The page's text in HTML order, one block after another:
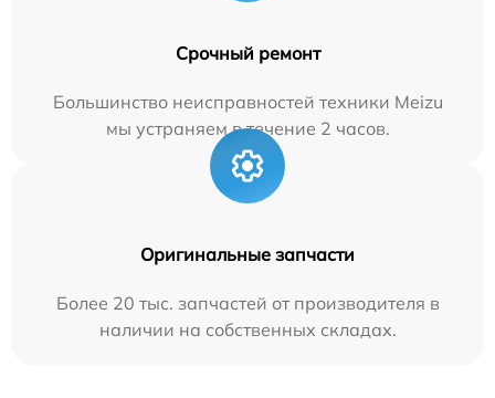
Срочный ремонт
Большинство неисправностей техники Meizu
мы устраняем в течение 2 часов.
Оригинальные запчасти
Более 20 тыс. запчастей от производителя в
наличии на собственных складах.